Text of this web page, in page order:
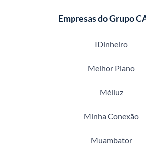
Empresas do Grupo
IDinheiro
Melhor Plano
Méliuz
Minha Conexão
Muambator